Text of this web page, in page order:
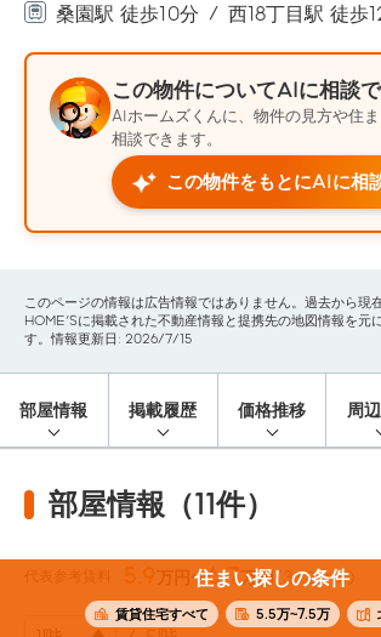
住まい探しの条件
賃貸住宅すべて 5.5万~7.5万
桑園駅 徒歩10分
西18丁目駅 徒歩
この物件についてAIに相談
AIホームズくんに、物件の見方や住
相談できます。
この物件をもとにAIに相
このページの情報は広告情報ではありません。過去から
HOME'Sに掲載された不動産情報と提携先の地図情報を元
す。情報更新日: 2026/7/15
部屋情報 掲載履歴 価格推移 周
部屋情報（11件）
5.9 万円〜6.7万円(36.26m²)